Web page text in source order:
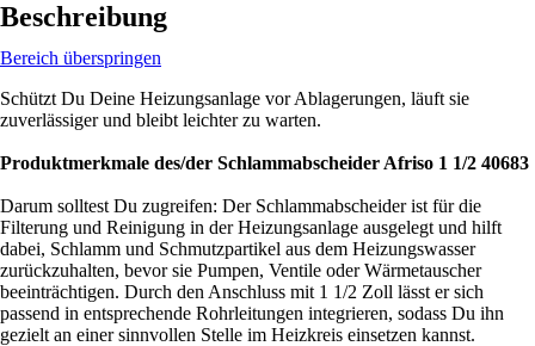
Beschreibung
Bereich überspringen
Schützt Du Deine Heizungsanlage vor Ablagerungen, läuft sie
zuverlässiger und bleibt leichter zu warten.
Produktmerkmale des/der Schlammabscheider Afriso 1 1/2 40683
Darum solltest Du zugreifen: Der Schlammabscheider ist für die
Filterung und Reinigung in der Heizungsanlage ausgelegt und hilft
dabei, Schlamm und Schmutzpartikel aus dem Heizungswasser
zurückzuhalten, bevor sie Pumpen, Ventile oder Wärmetauscher
beeinträchtigen. Durch den Anschluss mit 1 1/2 Zoll lässt er sich
passend in entsprechende Rohrleitungen integrieren, sodass Du ihn
gezielt an einer sinnvollen Stelle im Heizkreis einsetzen kannst.